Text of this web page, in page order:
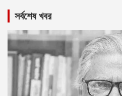
সর্বশেষ খবর